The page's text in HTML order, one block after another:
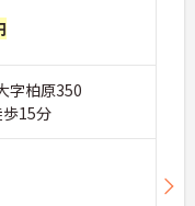
字柏原350
15分